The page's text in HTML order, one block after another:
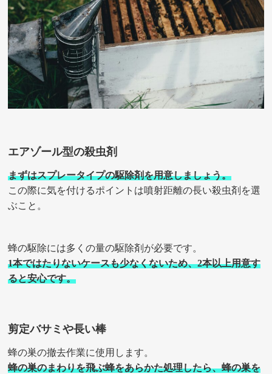
エアゾール型の殺虫剤
まずはスプレータイプの駆除剤を用意しましょう。
この際に気を付けるポイントは噴射距離の長い殺虫剤を選
ぶこと。
蜂の駆除には多くの量の駆除剤が必要です。
1本ではたりないケースも少なくないため、2本以上用意す
ると安心です。
剪定バサミや長い棒
蜂の巣の撤去作業に使用します。
蜂の巣のまわりを飛ぶ蜂をあらかた処理したら、蜂の巣を